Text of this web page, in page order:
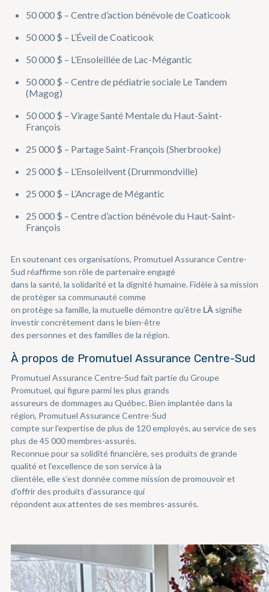
50 000 $ – Centre d’action bénévole de Coaticook
50 000 $ – L’Éveil de Coaticook
50 000 $ – L’Ensoleillée de Lac-Mégantic
50 000 $ – Centre de pédiatrie sociale Le Tandem
(Magog)
50 000 $ – Virage Santé Mentale du Haut-Saint-
François
25 000 $ – Partage Saint-François (Sherbrooke)
25 000 $ – L’Ensoleilvent (Drummondville)
25 000 $ – L’Ancrage de Mégantic
25 000 $ – Centre d’action bénévole du Haut-Saint-
François
En soutenant ces organisations, Promutuel Assurance Centre-
Sud réaffirme son rôle de partenaire engagé
dans la santé, la solidarité et la dignité humaine. Fidèle à sa mission
de protéger sa communauté comme
on protège sa famille, la mutuelle démontre qu’être LÀ signifie
investir concrètement dans le bien-être
des personnes et des familles de la région.
À propos de Promutuel Assurance Centre-Sud
Promutuel Assurance Centre-Sud fait partie du Groupe
Promutuel, qui figure parmi les plus grands
assureurs de dommages au Québec. Bien implantée dans la
région, Promutuel Assurance Centre-Sud
compte sur l’expertise de plus de 120 employés, au service de ses
plus de 45 000 membres-assurés.
Reconnue pour sa solidité financière, ses produits de grande
qualité et l’excellence de son service à la
clientèle, elle s’est donnée comme mission de promouvoir et
d’offrir des produits d’assurance qui
répondent aux attentes de ses membres-assurés.